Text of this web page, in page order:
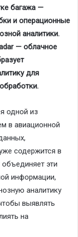
багажа —
и операционные
аналитики.
— облачное
для
одной из
в авиационной
содержится в
объединяет эти
информации,
аналитику
выявлять
на